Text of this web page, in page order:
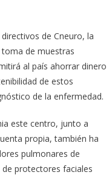
de Cneuro, la
de muestras
al país ahorrar dinero
de estos
de la enfermedad.
este centro, junto a
propia, también ha
pulmonares de
protectores faciales